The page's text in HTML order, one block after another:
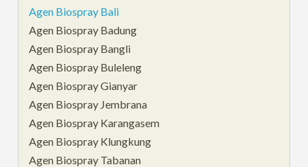
Agen Biospray Bali
Agen Biospray Badung
Agen Biospray Bangli
Agen Biospray Buleleng
Agen Biospray Gianyar
Agen Biospray Jembrana
Agen Biospray Karangasem
Agen Biospray Klungkung
Agen Biospray Tabanan